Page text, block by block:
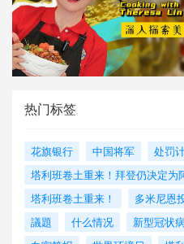
热门标签
花旗银行 中国将军 处罚
塔利班卷土重来！拜登仍决定为
塔利班卷土重来！
多米尼恩
議題
什么情况 新型冠状